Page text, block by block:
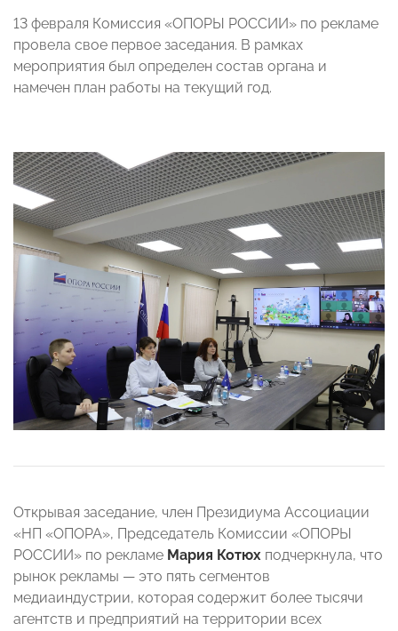
13 февраля Комиссия «ОПОРЫ РОССИИ» по рекламе
провела свое первое заседания. В рамках
мероприятия был определен состав органа и
намечен план работы на текущий год.
Открывая заседание, член Президиума Ассоциации
«НП «ОПОРА», Председатель Комиссии «ОПОРЫ
РОССИИ» по рекламе Мария Котюх подчеркнула, что
рынок рекламы — это пять сегментов
медиаиндустрии, которая содержит более тысячи
агентств и предприятий на территории всех